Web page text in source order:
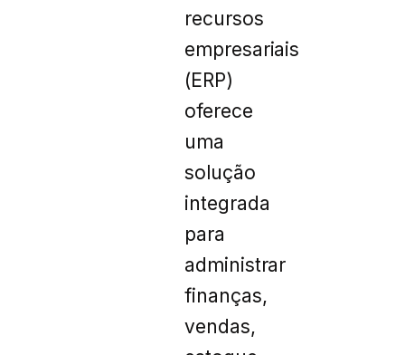
recursos
empresariais
(ERP)
oferece
uma
solução
integrada
para
administrar
finanças,
vendas,